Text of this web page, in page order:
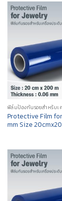
Protective Film
mm Size